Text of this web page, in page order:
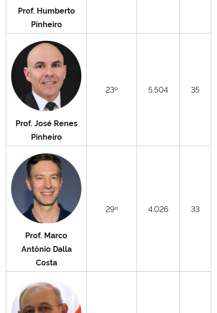
Prof. Humberto
Pinheiro
Prof. José Renes
Pinheiro
23º 5.504 35
Prof. Marco
Antônio Dalla
Costa
29º 4.026 33